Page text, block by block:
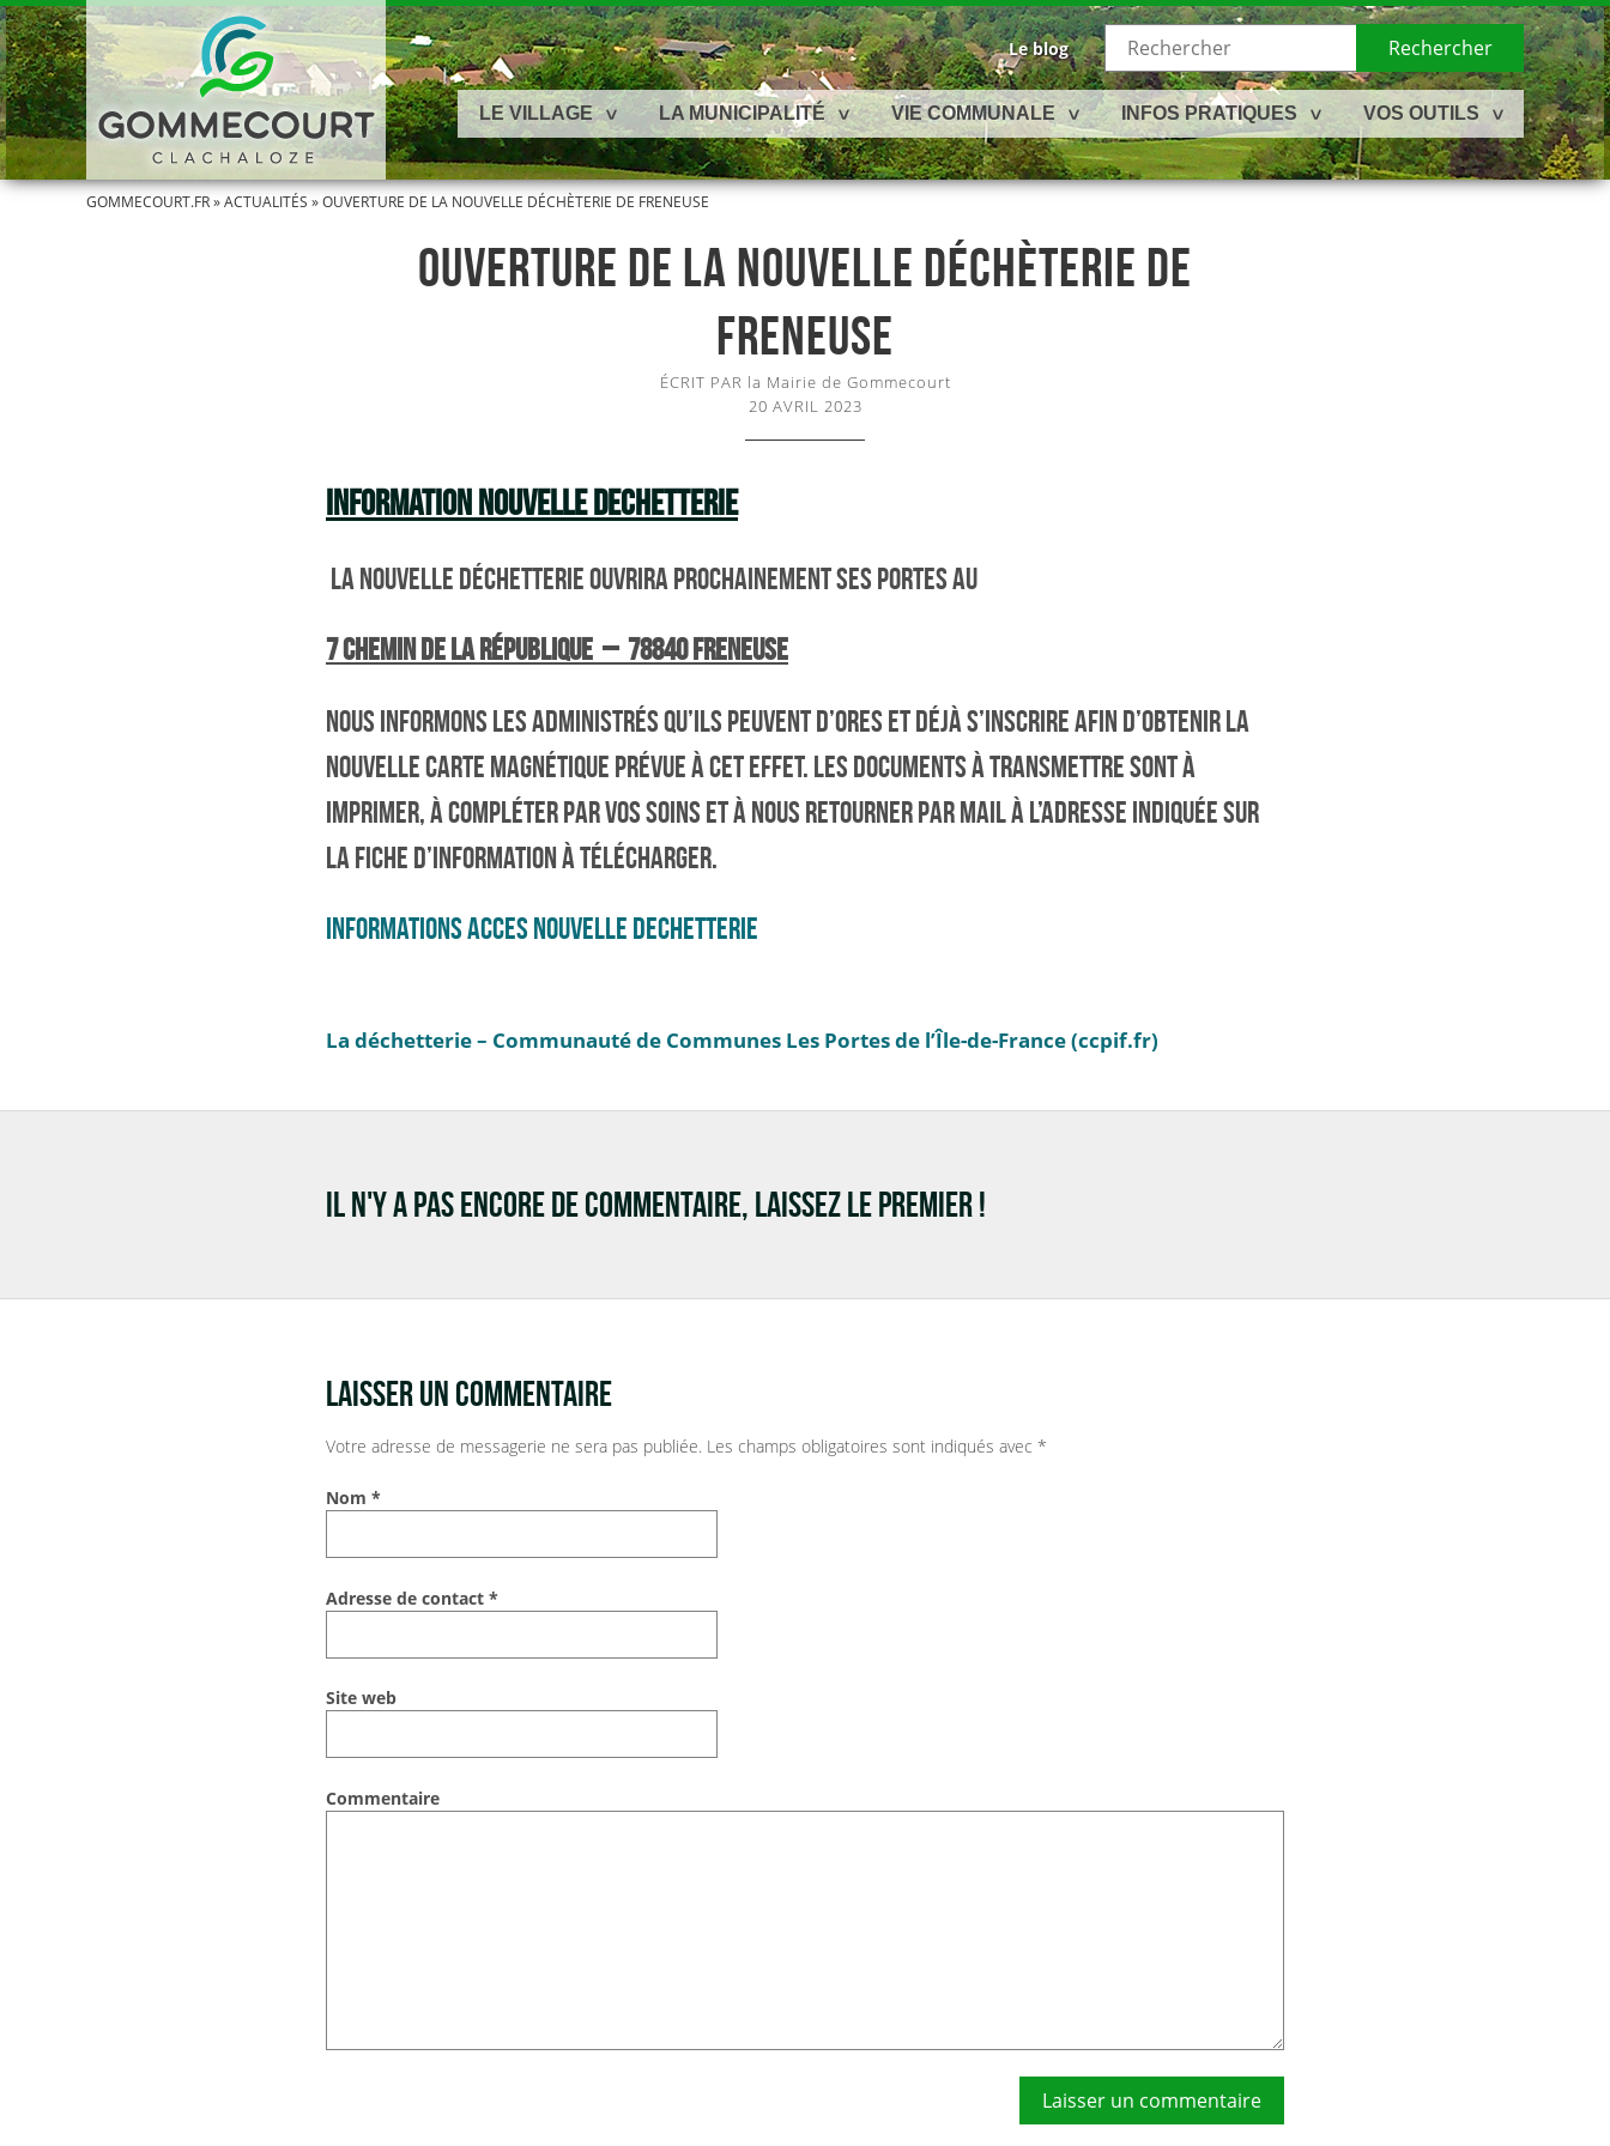
Rechercher
LE VILLAGE LA MUNICIPALITÉ VIE COMMUNALE INFOS PRATIQUES VOS OUTILS
Le blog
GOMMECOURT.FR»ACTUALITÉS »OUVERTURE DE LA NOUVELLE DÉCHÈTERIE DE FRENEUSE
OUVERTURE DE LA NOUVELLE DÉCHÈTERIE DE
FRENEUSE
ÉCRIT PAR la Mairie de Gommecourt
20 AVRIL 2023
INFORMATION NOUVELLE DECHETTERIE
LA NOUVELLE DÉCHETTERIE OUVRIRA PROCHAINEMENT SES PORTES AU
7 CHEMIN DE LA RÉPUBLIQUE – 78840 FRENEUSE
NOUS INFORMONS LES ADMINISTRÉS QU’ILS PEUVENT D’ORES ET DÉJÀ S’INSCRIRE AFIN D’OBTENIR LA
NOUVELLE CARTE MAGNÉTIQUE PRÉVUE À CET EFFET. LES DOCUMENTS À TRANSMETTRE SONT À
IMPRIMER, À COMPLÉTER PAR VOS SOINS ET À NOUS RETOURNER PAR MAIL À L’ADRESSE INDIQUÉE SUR
LA FICHE D’INFORMATION À TÉLÉCHARGER.
INFORMATIONS ACCES NOUVELLE DECHETTERIE
La déchetterie – Communauté de Communes Les Portes de l’Île-de-France (ccpif.fr)
IL N'Y A PAS ENCORE DE COMMENTAIRE, LAISSEZ LE PREMIER !
LAISSER UN COMMENTAIRE
Votre adresse de messagerie ne sera pas publiée. Les champs obligatoires sont indiqués avec *
Nom *
Adresse de contact *
Site web
Commentaire